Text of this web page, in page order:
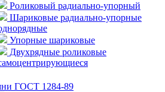
Роликовый радиально-упорный
Шариковые радиально-упорные
Упорные шариковые
Двухрядные роликовые
ГОСТ 1284-89